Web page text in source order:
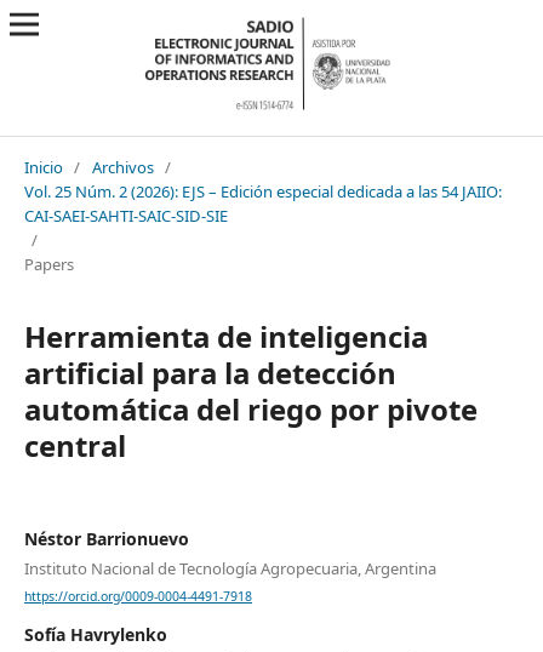
Inicio / Archivos /
Vol. 25 Núm. 2 (2026): EJS – Edición especial dedicada a las 54 JAIIO:
CAI-SAEI-SAHTI-SAIC-SID-SIE
/
Papers
Herramienta de inteligencia
artificial para la detección
automática del riego por pivote
central
Néstor Barrionuevo
Instituto Nacional de Tecnología Agropecuaria, Argentina
https://orcid.org/0009-0004-4491-7918
Sofía Havrylenko